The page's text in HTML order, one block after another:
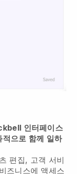
인터페이스
적으로 함께 일하
편집, 고객 서비
즈니스에 액세스